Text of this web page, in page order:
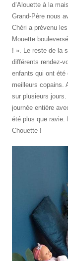
d’Alouette à la
Grand-Père nous
Chéri a prévenu
Mouette
! ». Le reste de la
différents rendez-
enfants qui ont été
meilleurs copains.
sur plusieurs
journée entière
été plus que ravie.
Chouette !